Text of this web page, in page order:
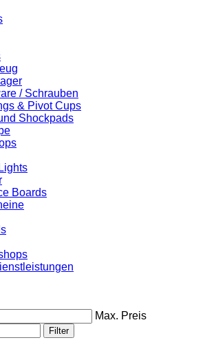
/ Schrauben
& Pivot Cups
Shockpads
Boards
Max. Preis
Filter